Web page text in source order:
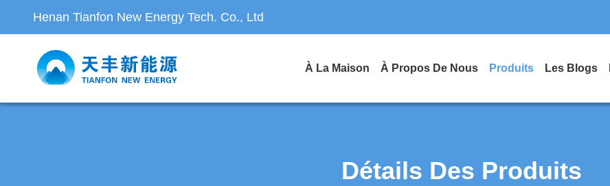
Henan Tianfon New Energy Tech. Co., Ltd
À La Maison À Propos De Nous Produits Les Blogs
Détails Des Produits